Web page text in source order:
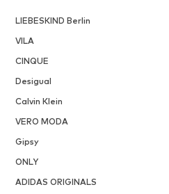
LIEBESKIND Berlin
VILA
CINQUE
Desigual
Calvin Klein
VERO MODA
Gipsy
ONLY
ADIDAS ORIGINALS